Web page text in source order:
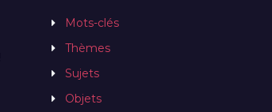
Mots-clés
Thèmes
Sujets
Objets